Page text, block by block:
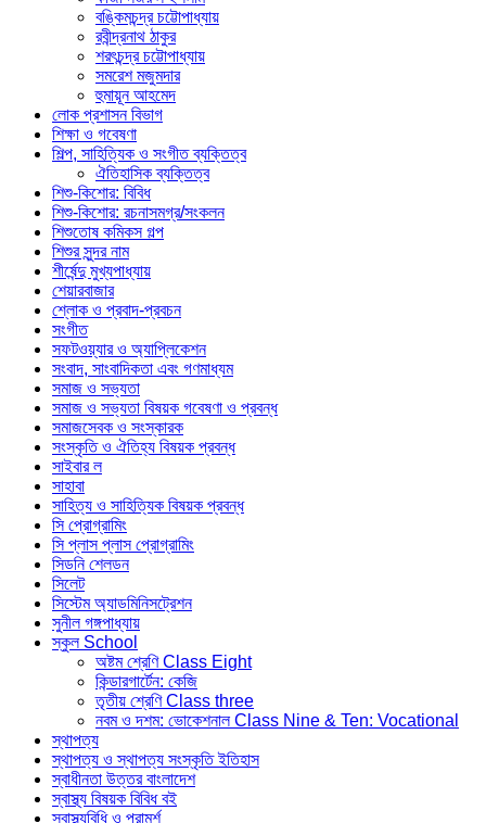
বঙ্কিমচন্দ্র চট্টোপাধ্যায়
রবীন্দ্রনাথ ঠাকুর
শরৎচন্দ্র চট্টোপাধ্যায়
সমরেশ মজুমদার
হুমায়ূন আহমেদ
লোক প্রশাসন বিভাগ
শিক্ষা ও গবেষণা
শিল্প, সাহিত্যিক ও সংগীত ব্যক্তিত্ব
ঐতিহাসিক ব্যক্তিত্ব
শিশু-কিশোর: বিবিধ
শিশু-কিশোর: রচনাসমগ্র/সংকলন
শিশুতোষ কমিকস গল্প
শিশুর সুন্দর নাম
শীর্ষেন্দু মুখ্যপাধ্যায়
শেয়ারবাজার
শ্লোক ও প্রবাদ-প্রবচন
সংগীত
সফটওয়্যার ও অ্যাপ্লিকেশন
সংবাদ, সাংবাদিকতা এবং গণমাধ্যম
সমাজ ও সভ্যতা
সমাজ ও সভ্যতা বিষয়ক গবেষণা ও প্রবন্ধ
সমাজসেবক ও সংস্কারক
সংস্কৃতি ও ঐতিহ্য বিষয়ক প্রবন্ধ
সাইবার ল
সাহাবা
সাহিত্য ও সাহিত্যিক বিষয়ক প্রবন্ধ
সি প্রোগ্রামিং
সি প্লাস প্লাস প্রোগ্রামিং
সিডনি শেলডন
সিলেট
সিস্টেম অ্যাডমিনিসট্রেশন
সুনীল গঙ্গপাধ্যায়
স্কুল School
অষ্টম শ্রেণি Class Eight
কিন্ডারগার্টেন: কেজি
তৃতীয় শ্রেণি Class three
নবম ও দশম: ভোকেশনাল Class Nine & Ten: Vocational
স্থাপত্য
স্থাপত্য ও স্থাপত্য সংস্কৃতি ইতিহাস
স্বাধীনতা উত্তর বাংলাদেশ
স্বাস্থ্য বিষয়ক বিবিধ বই
স্বাস্থ্যবিধি ও পরামর্শ